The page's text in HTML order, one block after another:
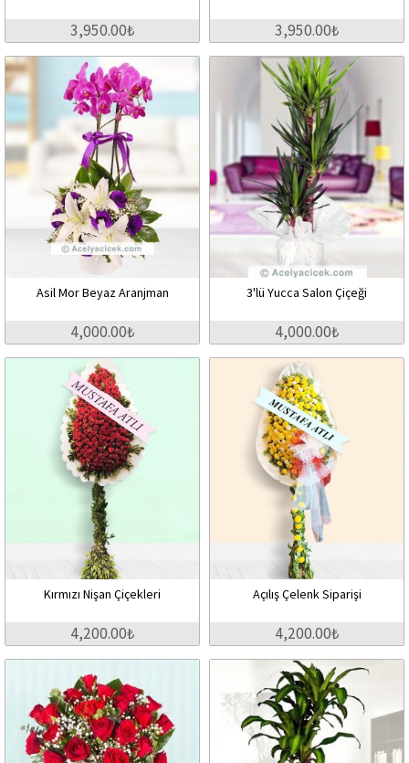
3,950.00₺ 3,950.00₺
Asil Mor Beyaz Aranjman
4,000.00₺
3'lü Yucca Salon Çiçeği
4,000.00₺
Kırmızı Nişan Çiçekleri
4,200.00₺
Açılış Çelenk Siparişi
4,200.00₺